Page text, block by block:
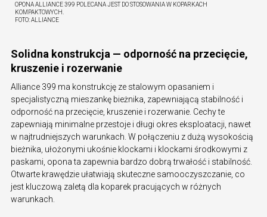
OPONA ALLIANCE 399 POLECANA JEST DO STOSOWANIA W KOPARKACH
KOMPAKTOWYCH.
FOTO:ALLIANCE
Solidna konstrukcja — odporność na przecięcie,
kruszenie i rozerwanie
Alliance 399 ma konstrukcję ze stalowym opasaniem i
specjalistyczną mieszankę bieżnika, zapewniającą stabilność i
odporność na przecięcie, kruszenie i rozerwanie. Cechy te
zapewniają minimalne przestoje i długi okres eksploatacji, nawet
w najtrudniejszych warunkach. W połączeniu z dużą wysokością
bieżnika, ułożonymi ukośnie klockami i klockami środkowymi z
paskami, opona ta zapewnia bardzo dobrą trwałość i stabilność.
Otwarte krawędzie ułatwiają skuteczne samooczyszczanie, co
jest kluczową zaletą dla koparek pracujących w różnych
warunkach.